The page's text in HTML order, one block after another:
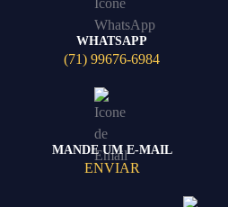
WHATSAPP
(71) 99676-6984
MANDE UM E-MAIL
ENVIAR